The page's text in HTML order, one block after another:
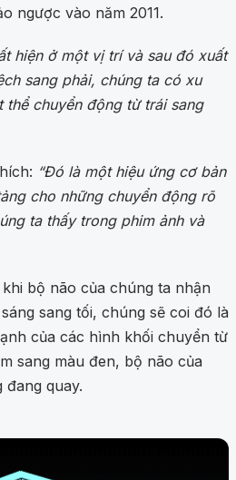
ngược vào năm 2011.
hiện ở một vị trí và sau đó xuất
sang phải, chúng ta có xu
thể chuyển động từ trái sang
“Đó là một hiệu ứng cơ bản
cho những chuyển động rõ
ta thấy trong phim ảnh và
bộ não của chúng ta nhận
sang tối, chúng sẽ coi đó là
của các hình khối chuyển từ
sang màu đen, bộ não của
quay.